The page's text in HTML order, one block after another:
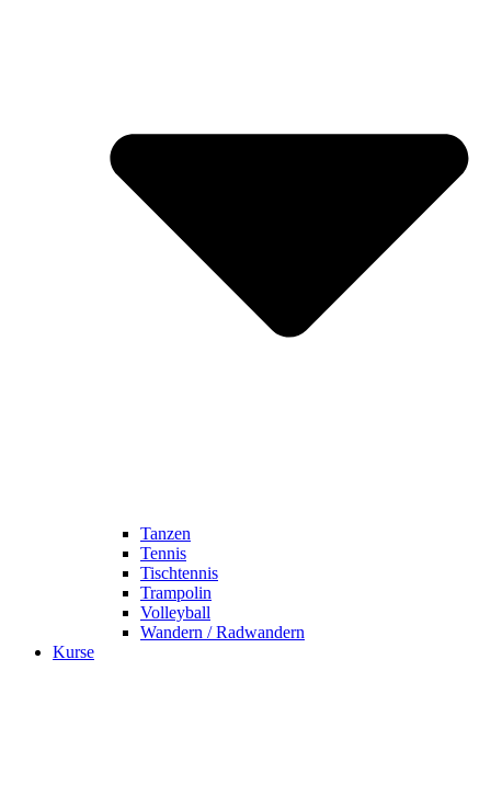
Tanzen
Tennis
Tischtennis
Trampolin
Volleyball
Wandern / Radwandern
Kurse